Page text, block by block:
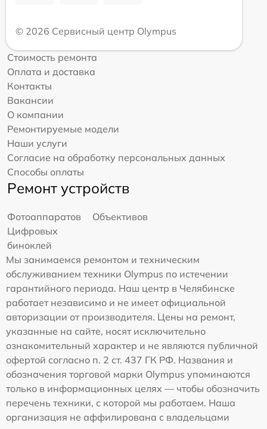
© 2026 Сервисный центр Olympus
Стоимость ремонта
Оплата и доставка
Контакты
Вакансии
О компании
Ремонтируемые модели
Наши услуги
Согласие на обработку персональных данных
Способы оплаты
Ремонт устройств
Фотоаппаратов
Объективов
Цифровых
биноклей
Мы занимаемся ремонтом и техническим
обслуживанием техники Olympus по истечении
гарантийного периода. Наш центр в Челябинске
работает независимо и не имеет официальной
авторизации от производителя. Цены на ремонт,
указанные на сайте, носят исключительно
ознакомительный характер и не являются публичной
офертой согласно п. 2 ст. 437 ГК РФ. Названия и
обозначения торговой марки Olympus упоминаются
только в информационных целях — чтобы обозначить
перечень техники, с которой мы работаем. Наша
организация не аффилирована с владельцами